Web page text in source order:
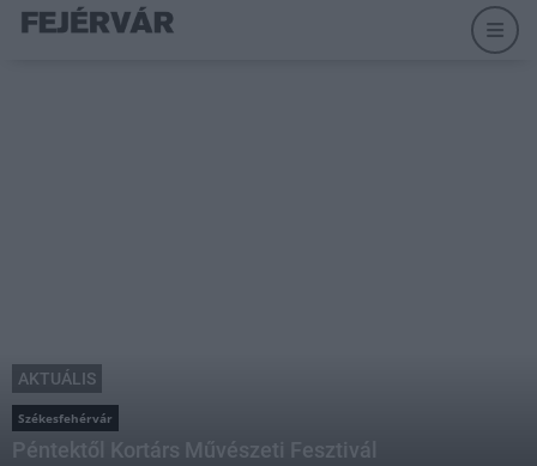
AKTUÁLIS
Székesfehérvár
Péntektől Kortárs Művészeti Fesztivál